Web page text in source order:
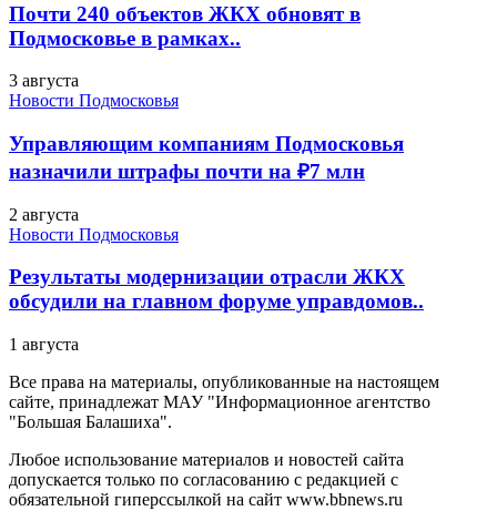
Почти 240 объектов ЖКХ обновят в
Подмосковье в рамках..
3 августа
Новости Подмосковья
Управляющим компаниям Подмосковья
назначили штрафы почти на ₽7 млн
2 августа
Новости Подмосковья
Результаты модернизации отрасли ЖКХ
обсудили на главном форуме управдомов..
1 августа
Все права на материалы, опубликованные на настоящем
сайте, принадлежат МАУ "Информационное агентство
"Большая Балашиха".
Любое использование материалов и новостей сайта
допускается только по согласованию с редакцией с
обязательной гиперссылкой на сайт www.bbnews.ru